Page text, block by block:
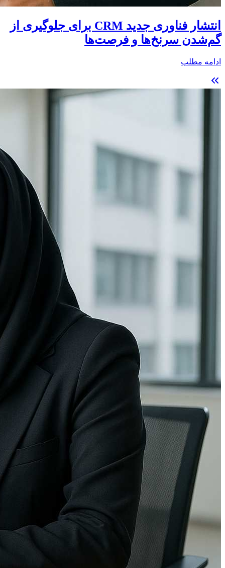
انتشار فناوری جدید CRM برای جلوگیری از
گم‌شدن سرنخ‌ها و فرصت‌ها
ادامه مطلب